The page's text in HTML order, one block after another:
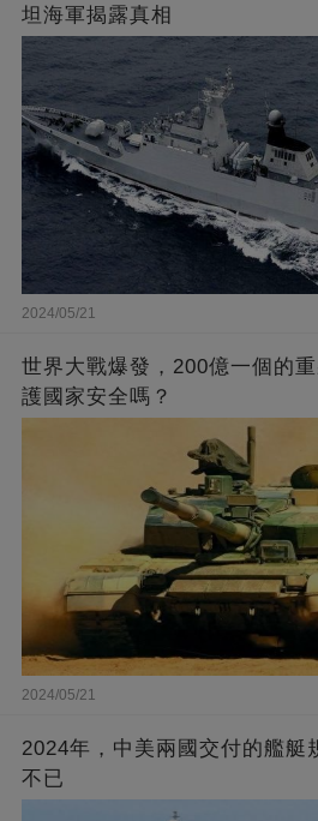
坦海軍揭露真相
2024/05/21
世界大戰爆發，200億一個的
護國家安全嗎？
2024/05/21
2024年，中美兩國交付的艦艇
不已